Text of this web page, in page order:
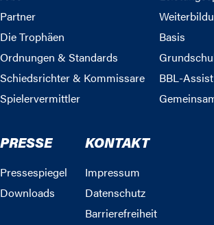
Partner
Die Trophäen
Ordnungen & Standards
Schiedsrichter & Kommissare
Spielervermittler
Basis
BBL-Assist
PRESSE
Pressespiegel
Downloads
KONTAKT
Impressum
Datenschutz
Barrierefreiheit